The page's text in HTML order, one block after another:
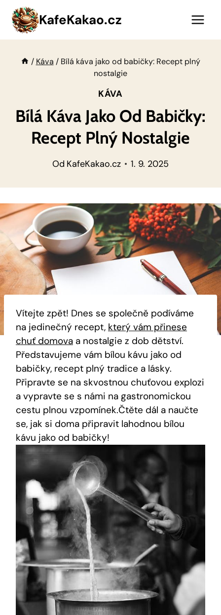
Přeskočit
obsah
KafeKakao.cz
/ Káva / Bílá káva jako od babičky: Recept plný
nostalgie
KÁVA
Bílá Káva Jako Od Babičky:
Recept Plný Nostalgie
Od KafeKakao.cz 1. 9. 2025
Vítejte zpět! Dnes se společně podíváme
na jedinečný recept, který vám přinese
chuť domova a nostalgie z dob dětství.
Představujeme vám bílou kávu jako od
babičky, recept plný tradice a lásky.
Připravte se na skvostnou chuťovou explozi
a vypravte se s námi na gastronomickou
cestu plnou vzpomínek.Čtěte dál a naučte
se, jak si doma připravit lahodnou bílou
kávu jako od babičky!